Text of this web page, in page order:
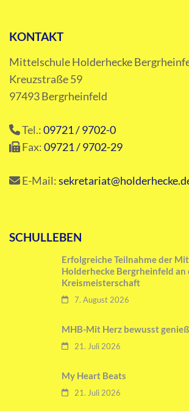
KONTAKT
Mittelschule Holderhecke
Kreuzstraße 59
97493 Bergrheinfeld
Tel.:09721 / 9702-0
Fax:09721 / 9702-29
E-Mail:
SCHULLEBEN
Erfolgreiche Teilnahme der
Holderhecke Bergrheinfeld
Kreismeisterschaft
7. August 2026
MHB-Mit Herz bewusst
21. Juli 2026
My Heart Beats
21. Juli 2026